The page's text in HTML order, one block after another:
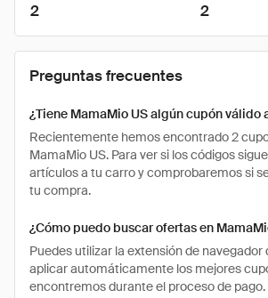
2 2
Preguntas frecuentes
¿Tiene MamaMio US algún cupón válido
Recientemente hemos encontrado 2
MamaMio US. Para ver si los códigos
artículos a tu carro y comprobaremos si
tu compra.
¿Cómo puedo buscar ofertas en
Puedes utilizar la extensión de navegador
aplicar automáticamente los mejores
encontremos durante el proceso de pago.